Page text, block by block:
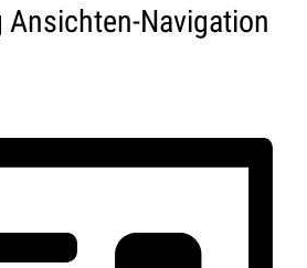
Navigation